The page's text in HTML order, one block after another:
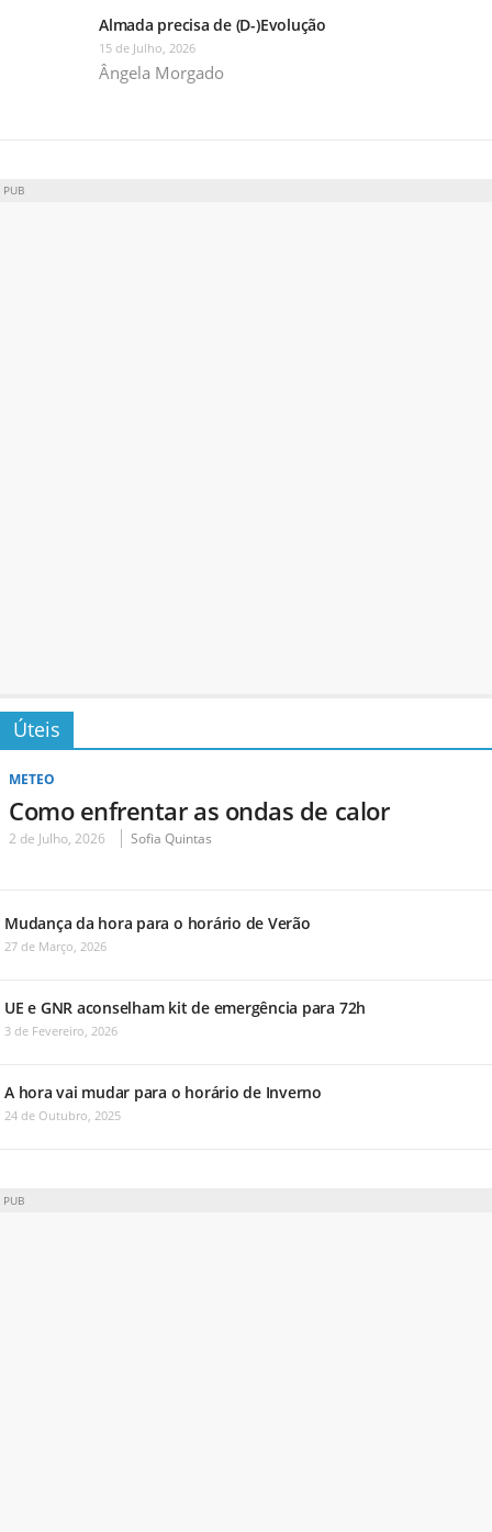
Almada precisa de (D-)Evolução
15 de Julho, 2026
Ângela Morgado
PUB
Úteis
METEO
Como enfrentar as ondas de calor
2 de Julho, 2026 Sofia Quintas
Mudança da hora para o horário de Verão
27 de Março, 2026
UE e GNR aconselham kit de emergência para 72h
3 de Fevereiro, 2026
A hora vai mudar para o horário de Inverno
24 de Outubro, 2025
PUB